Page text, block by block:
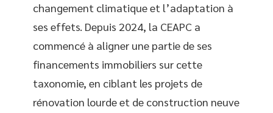
changement climatique et l’adaptation à
ses effets. Depuis 2024, la CEAPC a
commencé à aligner une partie de ses
financements immobiliers sur cette
taxonomie, en ciblant les projets de
rénovation lourde et de construction neuve